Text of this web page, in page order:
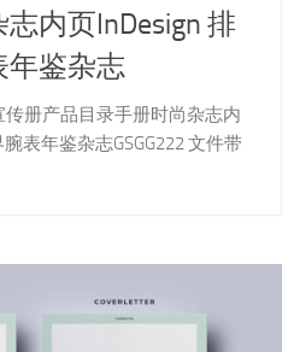
内页InDesign 排
年鉴杂志
册产品目录手册时尚杂志内
表年鉴杂志GSGG222 文件带